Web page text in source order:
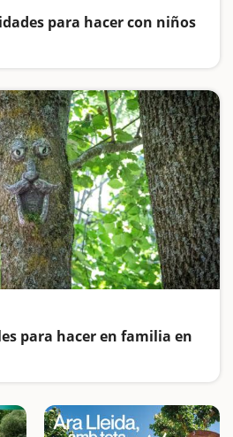
para hacer con niños
para hacer en familia en